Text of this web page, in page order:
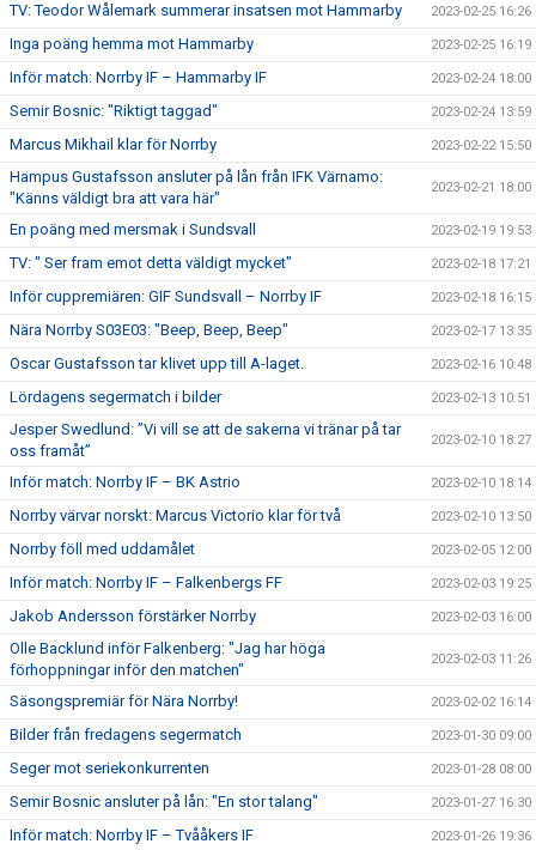
TV: Teodor Wålemark summerar insatsen mot Hammarby 2023-02-25 16:26
Inga poäng hemma mot Hammarby 2023-02-25 16:19
Inför match: Norrby IF – Hammarby IF 2023-02-24 18:00
Semir Bosnic: "Riktigt taggad" 2023-02-24 13:59
Marcus Mikhail klar för Norrby 2023-02-22 15:50
Hampus Gustafsson ansluter på lån från IFK Värnamo:
"Känns väldigt bra att vara här"
2023-02-21 18:00
En poäng med mersmak i Sundsvall 2023-02-19 19:53
TV: " Ser fram emot detta väldigt mycket" 2023-02-18 17:21
Inför cuppremiären: GIF Sundsvall – Norrby IF 2023-02-18 16:15
Nära Norrby S03E03: "Beep, Beep, Beep" 2023-02-17 13:35
Oscar Gustafsson tar klivet upp till A-laget. 2023-02-16 10:48
Lördagens segermatch i bilder 2023-02-13 10:51
Jesper Swedlund: ”Vi vill se att de sakerna vi tränar på tar
oss framåt”
2023-02-10 18:27
Inför match: Norrby IF – BK Astrio 2023-02-10 18:14
Norrby värvar norskt: Marcus Victorio klar för två 2023-02-10 13:50
Norrby föll med uddamålet 2023-02-05 12:00
Inför match: Norrby IF – Falkenbergs FF 2023-02-03 19:25
Jakob Andersson förstärker Norrby 2023-02-03 16:00
Olle Backlund inför Falkenberg: "Jag har höga
förhoppningar inför den matchen"
2023-02-03 11:26
Säsongspremiär för Nära Norrby! 2023-02-02 16:14
Bilder från fredagens segermatch 2023-01-30 09:00
Seger mot seriekonkurrenten 2023-01-28 08:00
Semir Bosnic ansluter på lån: "En stor talang" 2023-01-27 16:30
Inför match: Norrby IF – Tvååkers IF 2023-01-26 19:36